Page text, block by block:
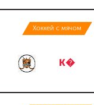
Хоккей с мячом
К�